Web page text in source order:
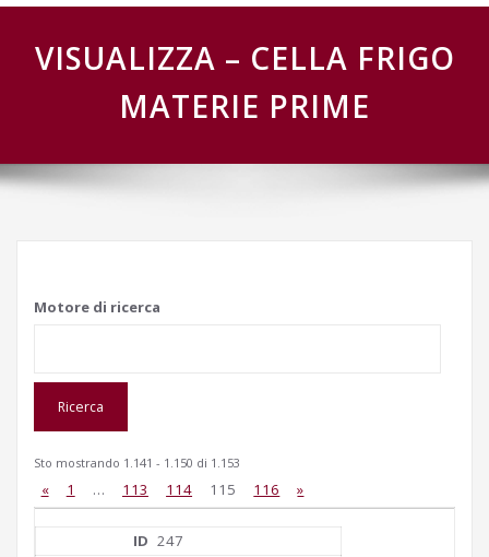
VISUALIZZA – CELLA FRIGO
MATERIE PRIME
Motore di ricerca
Sto mostrando 1.141 - 1.150 di 1.153
« 1 … 113 114 115 116 »
247